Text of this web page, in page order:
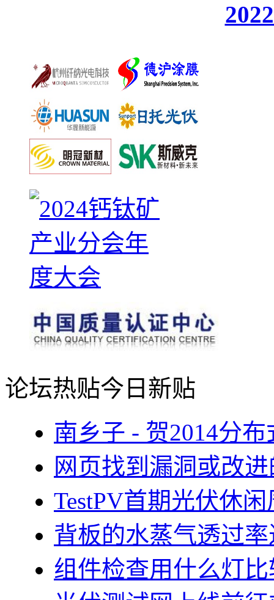
论坛热贴今日新贴
南乡子 - 贺2014分
网页找到漏洞或改
TestPV首期光伏休
背板的水蒸气透过
组件检查用什么灯